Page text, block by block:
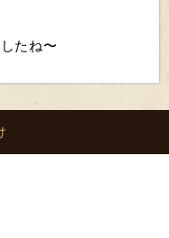
たね〜